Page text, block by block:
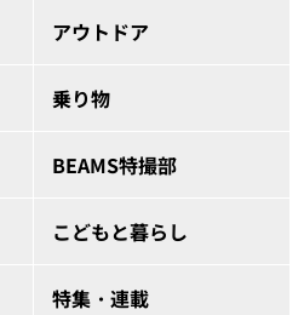
アウトドア
乗り物
BEAMS特撮部
こどもと暮らし
特集・連載